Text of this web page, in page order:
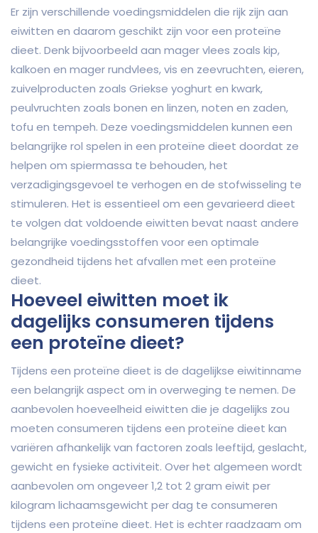
Er zijn verschillende voedingsmiddelen die rijk zijn aan
eiwitten en daarom geschikt zijn voor een proteïne
dieet. Denk bijvoorbeeld aan mager vlees zoals kip,
kalkoen en mager rundvlees, vis en zeevruchten, eieren,
zuivelproducten zoals Griekse yoghurt en kwark,
peulvruchten zoals bonen en linzen, noten en zaden,
tofu en tempeh. Deze voedingsmiddelen kunnen een
belangrijke rol spelen in een proteïne dieet doordat ze
helpen om spiermassa te behouden, het
verzadigingsgevoel te verhogen en de stofwisseling te
stimuleren. Het is essentieel om een gevarieerd dieet
te volgen dat voldoende eiwitten bevat naast andere
belangrijke voedingsstoffen voor een optimale
gezondheid tijdens het afvallen met een proteïne
dieet.
Hoeveel eiwitten moet ik
dagelijks consumeren tijdens
een proteïne dieet?
Tijdens een proteïne dieet is de dagelijkse eiwitinname
een belangrijk aspect om in overweging te nemen. De
aanbevolen hoeveelheid eiwitten die je dagelijks zou
moeten consumeren tijdens een proteïne dieet kan
variëren afhankelijk van factoren zoals leeftijd, geslacht,
gewicht en fysieke activiteit. Over het algemeen wordt
aanbevolen om ongeveer 1,2 tot 2 gram eiwit per
kilogram lichaamsgewicht per dag te consumeren
tijdens een proteïne dieet. Het is echter raadzaam om